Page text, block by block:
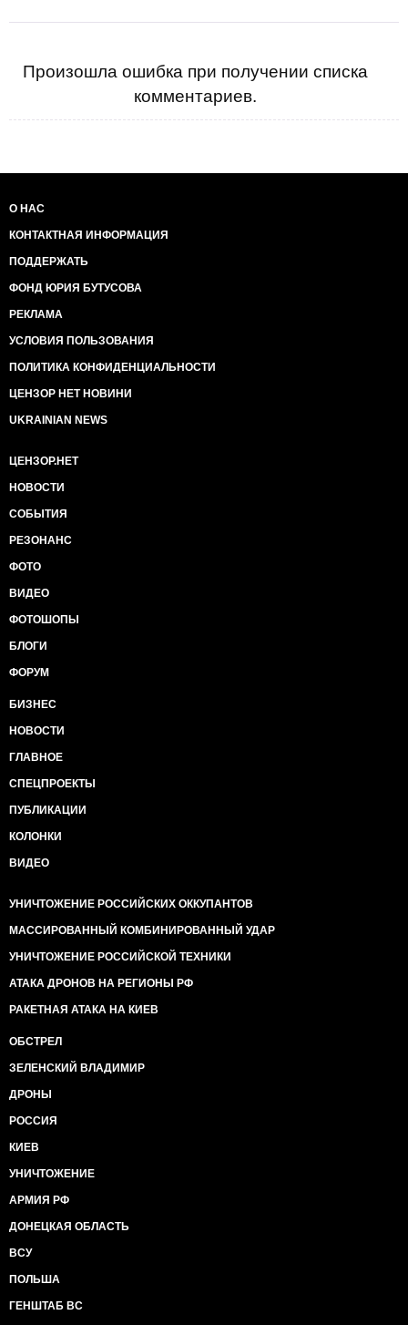
Произошла ошибка при получении списка
комментариев.
О НАС
КОНТАКТНАЯ ИНФОРМАЦИЯ
ПОДДЕРЖАТЬ
ФОНД ЮРИЯ БУТУСОВА
РЕКЛАМА
УСЛОВИЯ ПОЛЬЗОВАНИЯ
ПОЛИТИКА КОНФИДЕНЦИАЛЬНОСТИ
ЦЕНЗОР НЕТ НОВИНИ
UKRAINIAN NEWS
ЦЕНЗОР.НЕТ
НОВОСТИ
СОБЫТИЯ
РЕЗОНАНС
ФОТО
ВИДЕО
ФОТОШОПЫ
БЛОГИ
ФОРУМ
БИЗНЕС
НОВОСТИ
ГЛАВНОЕ
СПЕЦПРОЕКТЫ
ПУБЛИКАЦИИ
КОЛОНКИ
ВИДЕО
УНИЧТОЖЕНИЕ РОССИЙСКИХ ОККУПАНТОВ
МАССИРОВАННЫЙ КОМБИНИРОВАННЫЙ УДАР
УНИЧТОЖЕНИЕ РОССИЙСКОЙ ТЕХНИКИ
АТАКА ДРОНОВ НА РЕГИОНЫ РФ
РАКЕТНАЯ АТАКА НА КИЕВ
ОБСТРЕЛ
ЗЕЛЕНСКИЙ ВЛАДИМИР
ДРОНЫ
РОССИЯ
КИЕВ
УНИЧТОЖЕНИЕ
АРМИЯ РФ
ДОНЕЦКАЯ ОБЛАСТЬ
ВСУ
ПОЛЬША
ГЕНШТАБ ВС